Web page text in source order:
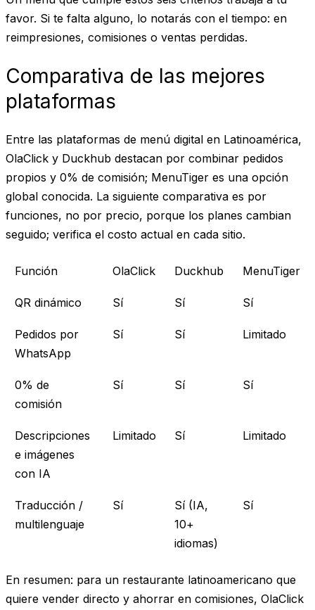
favor. Si te falta alguno, lo notarás con el tiempo: en
reimpresiones, comisiones o ventas perdidas.
Comparativa de las mejores
plataformas
Entre las plataformas de menú digital en Latinoamérica,
OlaClick y Duckhub destacan por combinar pedidos
propios y 0% de comisión; MenuTiger es una opción
global conocida. La siguiente comparativa es por
funciones, no por precio, porque los planes cambian
seguido; verifica el costo actual en cada sitio.
Función OlaClick Duckhub MenuTiger
QR dinámico Sí Sí Sí
Pedidos por
WhatsApp
Sí Sí Limitado
0% de
comisión
Sí Sí Sí
Descripciones
e imágenes
con IA
Limitado Sí Limitado
Traducción /
multilenguaje
Sí
Sí (IA,
10+
idiomas)
Sí
En resumen: para un restaurante latinoamericano que
quiere vender directo y ahorrar en comisiones, OlaClick